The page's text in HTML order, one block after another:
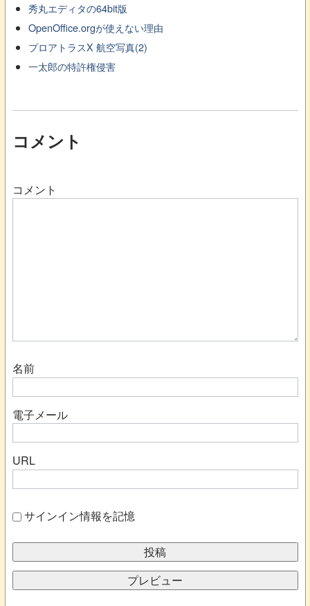
秀丸エディタの64bit版
OpenOffice.orgが使えない理由
プロアトラスX 航空写真(2)
一太郎の特許権侵害
コメント
コメント
名前
電子メール
URL
サインイン情報を記憶